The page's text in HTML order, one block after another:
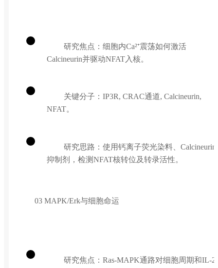
研究焦点：细胞内Ca²⁺震荡如何激活
Calcineurin并驱动NFAT入核。
关键分子：IP3R, CRAC通道, Calcineurin,
NFAT。
研究思路：使用钙离子荧光染料、Calcineurin
抑制剂，检测NFAT核转位及转录活性。
03 MAPK/Erk与细胞命运
研究焦点：Ras-MAPK通路对细胞周期和IL-2